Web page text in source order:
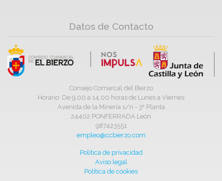
Datos de Contacto
Consejo Comarcal del Bierzo
Horario: De 9,00 a 14,00 horas de Lunes a Viernes
Avenida de la Minería s/n - 3ª Planta
24402 PONFERRADA León
987423551
empleo@ccbierzo.com
Política de privacidad
Aviso legal
Política de cookies